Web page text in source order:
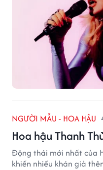
NGƯỜI MẪU - HOA HẬU
Hoa hậu Thanh
Động thái mới nhất của
khiến nhiều khán giả